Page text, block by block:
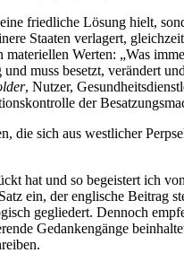
friedliche Lösung hielt,
Staaten verlagert,
Werten: „Was
muss besetzt, verändert
, Nutzer,
der
sich aus westlicher
hat und so begeistert ich
ein, der englische
gegliedert. Dennoch
Gedankengänge